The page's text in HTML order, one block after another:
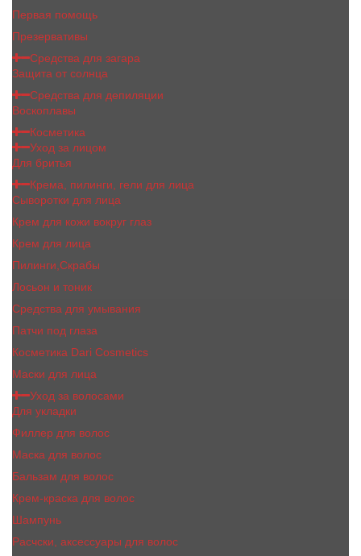
Первая помощь
Презервативы
Средства для загара
Защита от солнца
Средства для депиляции
Воскоплавы
Косметика
Уход за лицом
Для бритья
Крема, пилинги, гели для лица
Сыворотки для лица
Крем для кожи вокруг глаз
Крем для лица
Пилинги,Скрабы
Лосьон и тоник
Средства для умывания
Патчи под глаза
Косметика Dari Cosmetics
Маски для лица
Уход за волосами
Для укладки
Филлер для волос
Маска для волос
Бальзам для волос
Крем-краска для волос
Шампунь
Расчски, аксессуары для волос